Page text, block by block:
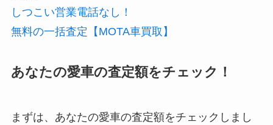
しつこい営業電話なし！
無料の一括査定【MOTA車買取】
あなたの愛車の査定額をチェック！
まずは、あなたの愛車の査定額をチェックしまし